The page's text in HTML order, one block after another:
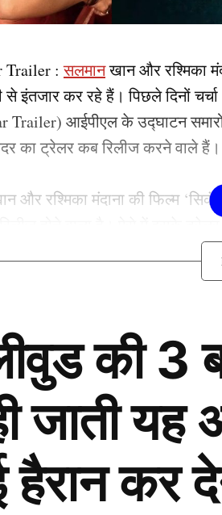
Trailer :सलमानखान और रश्मिका
से इंतजार कर रहे हैं। पिछले दिनों
Trailer) आईपीएल के उद्घाटन
का ट्रेलर कब रिलीज करने वाले हैं।
और रश्मिका मंदाना की फिल्म
की फिल्म का ट्रेलर
की 3
जाती यह
कर